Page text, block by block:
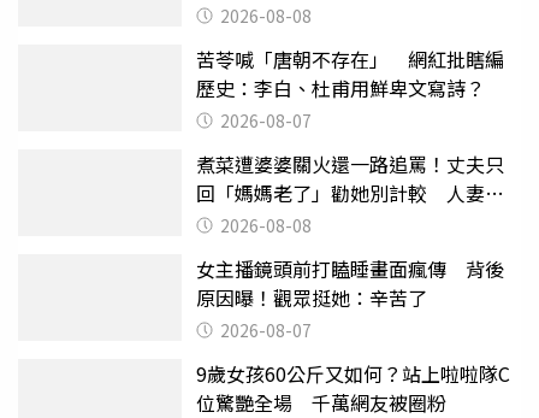
2026-08-08
苦苓喊「唐朝不存在」 網紅批瞎編
歷史：李白、杜甫用鮮卑文寫詩？
2026-08-07
煮菜遭婆婆關火還一路追罵！丈夫只
回「媽媽老了」勸她別計較 人妻超
崩潰：我像台傭
2026-08-08
女主播鏡頭前打瞌睡畫面瘋傳 背後
原因曝！觀眾挺她：辛苦了
2026-08-07
9歲女孩60公斤又如何？站上啦啦隊C
位驚艷全場 千萬網友被圈粉